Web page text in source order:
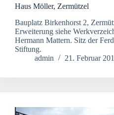
Haus Möller, Zermützel
Bauplatz Birkenhorst 2,
Erweiterung siehe
Hermann Mattern. Sitz der
Stiftung.
admin
21. Februar